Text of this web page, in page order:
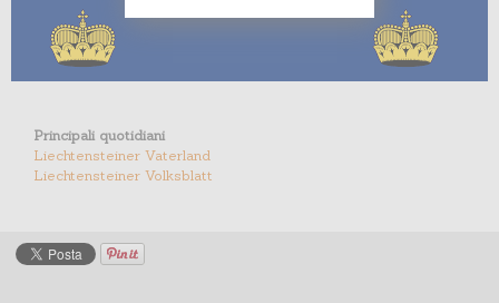
Principali quotidiani
Liechtensteiner Vaterland
Liechtensteiner Volksblatt